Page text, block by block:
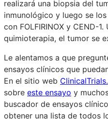
realizará una biopsia del
inmunológico y luego se
con FOLFIRINOX y CEND-
quimioterapia, el tumor se
Le alentamos a que
ensayos clínicos que
En el sitio web
sobre este ensayo y
buscador de ensayos
obtener una lista de todos